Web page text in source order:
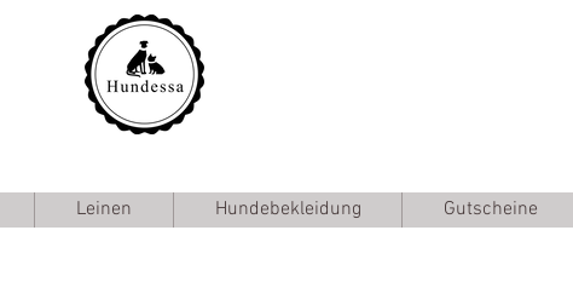
Leinen Hundebekleidung Gutscheine